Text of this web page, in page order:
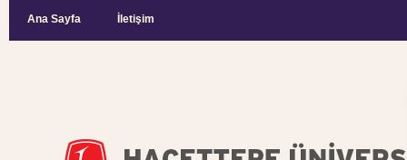
Ana Sayfa İletişim